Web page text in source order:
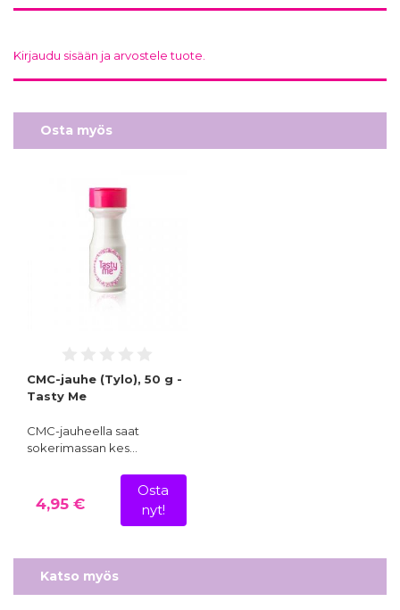
Kirjaudu sisään ja arvostele tuote.
Osta myös
CMC-jauhe (Tylo), 50 g -
Tasty Me
CMC-jauheella saat
sokerimassan kes…
4,95 €
Osta
nyt!
Katso myös